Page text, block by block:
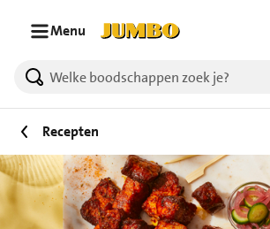
Menu
Recepten